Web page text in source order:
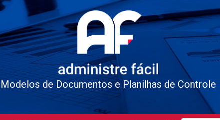
Modelos de Documentos e Planilhas de Controle